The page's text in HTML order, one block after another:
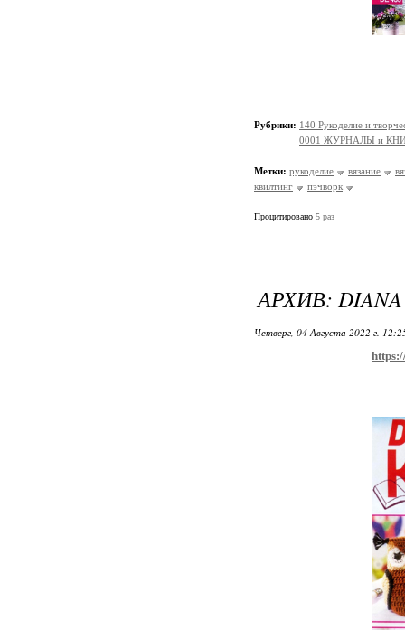
Рубрики: 140 Рукоделие и
0001 ЖУРНАЛЫ и
Метки: рукоделие вязание
квилтинг
пэчворк
Процитировано 5 раз
АРХИВ:
Четверг, 04 Августа 2022 г.